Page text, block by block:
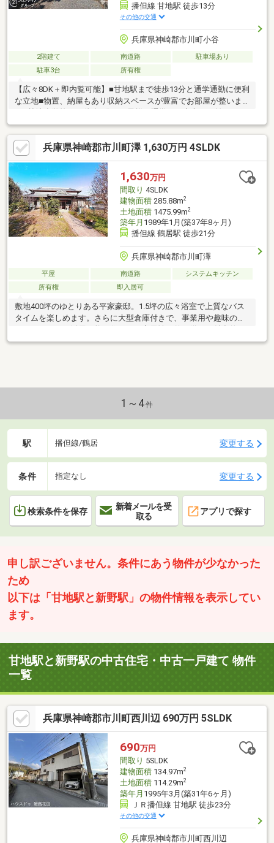
播但線 甘地駅 徒歩13分
その他の交通
兵庫県神崎郡市川町小谷
2階建て 南道路
駐車場あり
駐車3台
所有権
【広々8DK＋即内覧可能】■甘地駅まで徒歩13分と通学通勤に便利
な立地■物置、納屋もあり収納スペースが豊富でお部屋が整いま
兵庫県神崎郡市川町澤 1,630万円 4SLDK
1,630万円
間取り 4SLDK
建物面積285.88m2
土地面積1475.99m2
築年月 1989年1月(築37年8ヶ月)
播但線 鶴居駅 徒歩21分
兵庫県神崎郡市川町澤
平屋 南道路
システムキッチン
所有権
即入居可
敷地400坪のゆとりある平家豪邸。1.5坪の広々浴室で上質なバス
タイムを楽しめます。さらに大型倉庫付きで、事業用や趣味のス
一邸です。
1～4件
駅 播但線/鶴居 変更する
条件 指定なし 変更する
検索条件を保存
新着メールを受
取る
アプリで探す
申し訳ございません。条件にあう物件が少なかった
ため
以下は「甘地駅と新野駅」の物件情報を表示してい
ます。
甘地駅と新野駅の中古住宅・中古一戸建て 物件
一覧
兵庫県神崎郡市川町西川辺 690万円 5SLDK
690万円
間取り 5SLDK
建物面積134.97m2
土地面積114.29m2
築年月 1995年3月(築31年6ヶ月)
ＪＲ播但線 甘地駅 徒歩23分
その他の交通
兵庫県神崎郡市川町西川辺